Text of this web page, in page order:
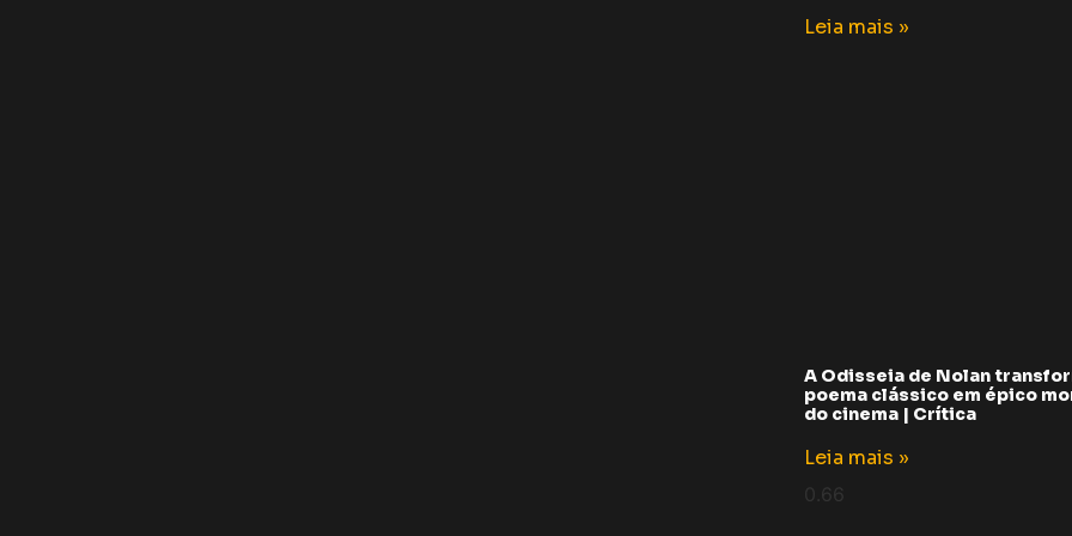
Leia mais »
A Odisseia de Nolan
poema clássico em épico
do cinema | Crítica
Leia mais »